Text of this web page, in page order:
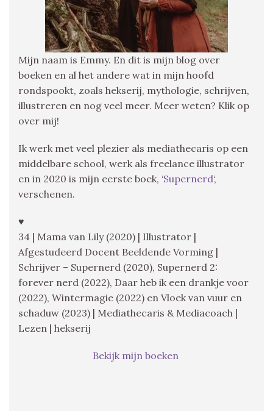
Mijn naam is Emmy. En dit is mijn blog over
boeken en al het andere wat in mijn hoofd
rondspookt, zoals hekserij, mythologie, schrijven,
illustreren en nog veel meer. Meer weten? Klik op
over mij!
Ik werk met veel plezier als mediathecaris op een
middelbare school, werk als freelance illustrator
en in 2020 is mijn eerste boek, ‘Supernerd‘,
verschenen.
♥
34 | Mama van Lily (2020) | Illustrator |
Afgestudeerd Docent Beeldende Vorming |
Schrijver – Supernerd (2020), Supernerd 2:
forever nerd (2022), Daar heb ik een drankje voor
(2022), Wintermagie (2022) en Vloek van vuur en
schaduw (2023) | Mediathecaris & Mediacoach |
Lezen | hekserij
Bekijk mijn boeken